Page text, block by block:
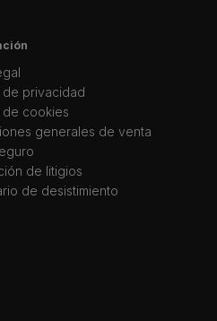
de privacidad
de cookies
generales de venta
de litigios
de desistimiento